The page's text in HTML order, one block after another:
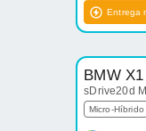
Entrega
BMW X1
sDrive20d
Micro-Híbrido